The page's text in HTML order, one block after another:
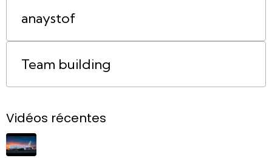
anaystof
Team building
Vidéos récentes